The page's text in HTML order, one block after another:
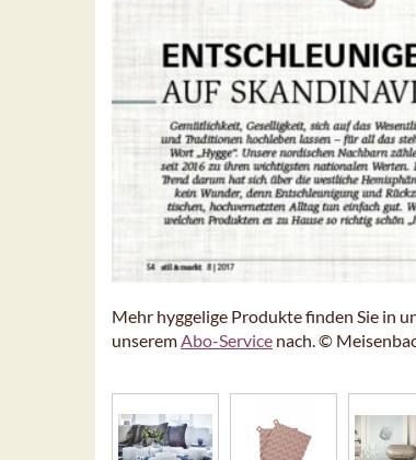
Mehr hyggelige Produkte finden Sie in
unseremAbo-Service nach. ©